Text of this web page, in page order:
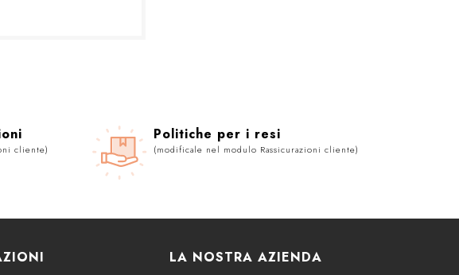
cliente)
Politiche per i resi
(modificale nel modulo Rassicurazioni cliente)
LA NOSTRA AZIENDA